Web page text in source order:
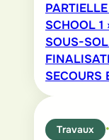
SCHOOL
SOUS-
SECOURS
Travaux •